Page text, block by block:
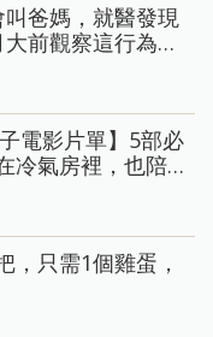
爸媽，就醫發現
前觀察這行為，3
電影片單】5部必
冷氣房裡，也陪孩
，只需1個雞蛋，